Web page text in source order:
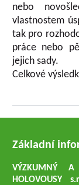
nebo
vlastnostem
tak pro
práce nebo
jejich sady.
Celkové
Základní
VÝZKUMNÝ A
HOLOVOUSY